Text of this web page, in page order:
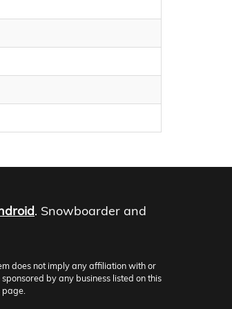
. Snowboarder and
does not imply any affiliation with or
by any business listed on this
page.